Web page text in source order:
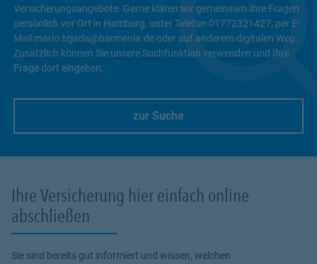
Versicherungsangebote. Gerne klären wir gemeinsam Ihre Fragen
persönlich vor Ort in Hamburg, unter Telefon 01772321427, per E-
Mail mario.tejada@barmenia.de oder auf anderem digitalen Weg.
Zusätzlich können Sie unsere Suchfunktion verwenden und Ihre
Frage dort eingeben.
zur Suche
Ihre Versicherung hier einfach online
abschließen
Sie sind bereits gut informiert und wissen, welchen